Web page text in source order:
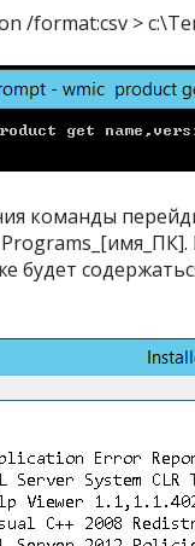
/format:csv >
команды
будет